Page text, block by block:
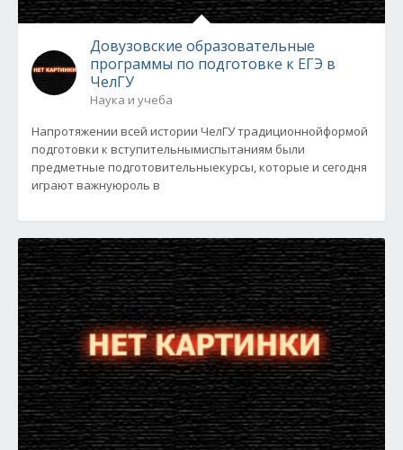
Довузовские образовательные
программы по подготовке к ЕГЭ в
ЧелГУ
Наука и учеба
Напротяжении всей истории ЧелГУ традиционнойформой
подготовки к вступительнымиспытаниям были
предметные подготовительныекурсы, которые и сегодня
играют важнуюроль в